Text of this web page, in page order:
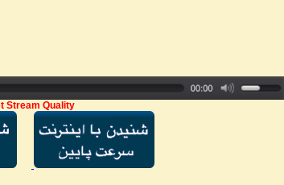
Stream Quality